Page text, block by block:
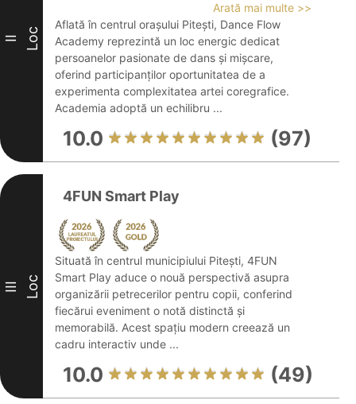
II Loc
Arată mai multe >>
Aflată în centrul orașului Pitești, Dance Flow
Academy reprezintă un loc energic dedicat
persoanelor pasionate de dans și mișcare,
oferind participanților oportunitatea de a
experimenta complexitatea artei coregrafice.
Academia adoptă un echilibru ...
10.0 (97)
III Loc
4FUN Smart Play
Situată în centrul municipiului Pitești, 4FUN
Smart Play aduce o nouă perspectivă asupra
organizării petrecerilor pentru copii, conferind
fiecărui eveniment o notă distinctă și
memorabilă. Acest spațiu modern creează un
cadru interactiv unde ...
10.0 (49)